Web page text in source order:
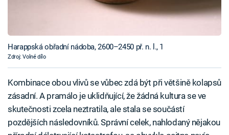
Harappská obřadní nádoba, 2600–2450 př. n. l., 1
Zdroj: Volné dílo
Kombinace obou vlivů se vůbec zdá být při většině kolapsů
zásadní. A pramálo je uklidňující, že žádná kultura se ve
skutečnosti zcela neztratila, ale stala se součástí
pozdějších následovníků. Správní celek, nahlodaný nějakou